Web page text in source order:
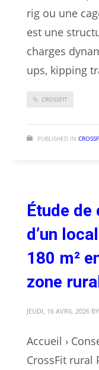
rig ou une
est une
charges
ups, kipping
CROSSFIT
PUBLISHED IN
Étude
d’un
180 m²
zone
JEUDI, 16 AVRIL 2026 BY
Accueil ›
CrossFit rural